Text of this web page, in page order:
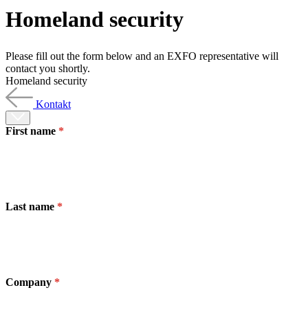
Produkte
Support
Services
Kaufen
Ressourcen
Kontakt
RegisterAnmeldung
Partner
Homeland security
Please fill out the form below and an EXFO representative will
contact you shortly.
Homeland security
Kontakt
First name
Last name
Company